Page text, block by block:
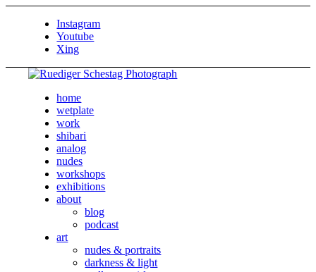
Instagram
Youtube
Xing
home
wetplate
work
shibari
analog
nudes
workshops
exhibitions
about
blog
podcast
art
nudes & portraits
darkness & light